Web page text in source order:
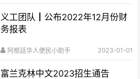
义工团队┃公布2022年12月份财
务报表
阿根廷华人便民小助手 2023-01-01
富兰克林中文2023招生通告